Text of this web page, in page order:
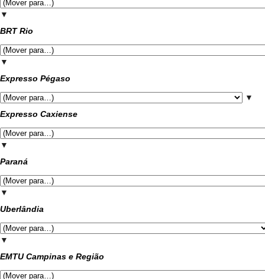
▼
BRT Rio
▼
Expresso Pégaso
▼
Expresso Caxiense
▼
Paraná
▼
Uberlândia
▼
EMTU Campinas e Região